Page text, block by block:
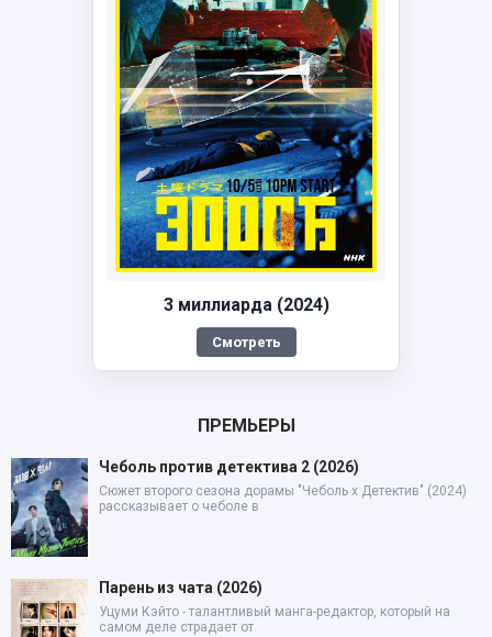
3 миллиарда (2024)
Смотреть
ПРЕМЬЕРЫ
Чеболь против детектива 2 (2026)
Сюжет второго сезона дорамы "Чеболь x Детектив" (2024)
рассказывает о чеболе в
Парень из чата (2026)
Уцуми Кэйто - талантливый манга-редактор, который на
самом деле страдает от